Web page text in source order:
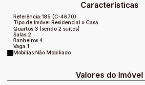
Características
Referência:185(C-4670)
Tipo de Imóvel: Residencial» Casa
Quartos:3 (sendo 2 suítes)
Salas:2
Banheiros:4
Vaga:1
Mobílias:Não Mobiliado
Valores do Imóvel